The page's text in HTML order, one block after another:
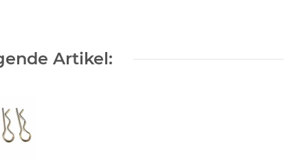
Artikel: